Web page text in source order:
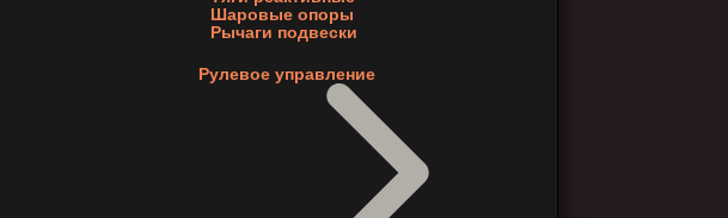
Шаровые опоры
Рычаги подвески
Рулевое управление